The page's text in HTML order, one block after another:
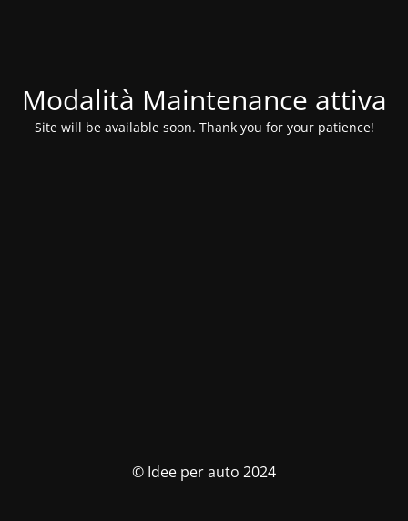
Modalità Maintenance attiva
Site will be available soon. Thank you for your patience!
© Idee per auto 2024